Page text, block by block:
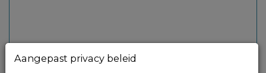
Aangepast privacy beleid